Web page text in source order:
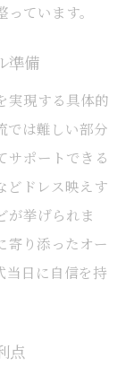
ています。
準備
実現する具体的
では難しい部分
サポートできる
どドレス映えす
が挙げられま
寄り添ったオー
当日に自信を持
点